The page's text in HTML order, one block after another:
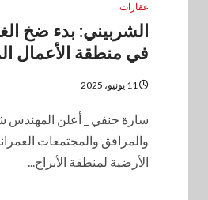
عقارات
الشربيني: بدء ضخ
في منطقة الأعمال
11 يونيو، 2025
سارة حنفي _ أعلن المهندس
والمرافق والمجتمعات
الأرضية لمنطقة الأبراج...